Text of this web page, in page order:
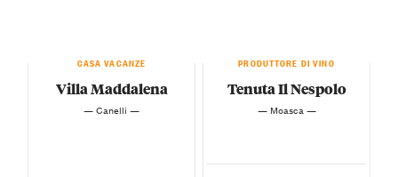
CASA VACANZE
Villa Maddalena
— Canelli —
PRODUTTORE DI VINO
Tenuta Il Nespolo
— Moasca —